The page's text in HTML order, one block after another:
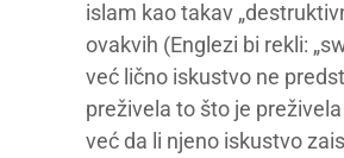
islam kao takav
ovakvih (Englezi bi rekli:
već lično iskustvo ne
preživela to što je
već da li njeno iskustvo